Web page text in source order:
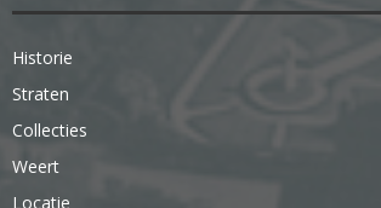
Historie
Straten
Collecties
Weert
Locatie